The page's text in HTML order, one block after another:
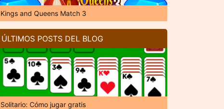
Kings and Queens Match 3
ÚLTIMOS POSTS DEL BLOG
Solitario: Cómo jugar gratis